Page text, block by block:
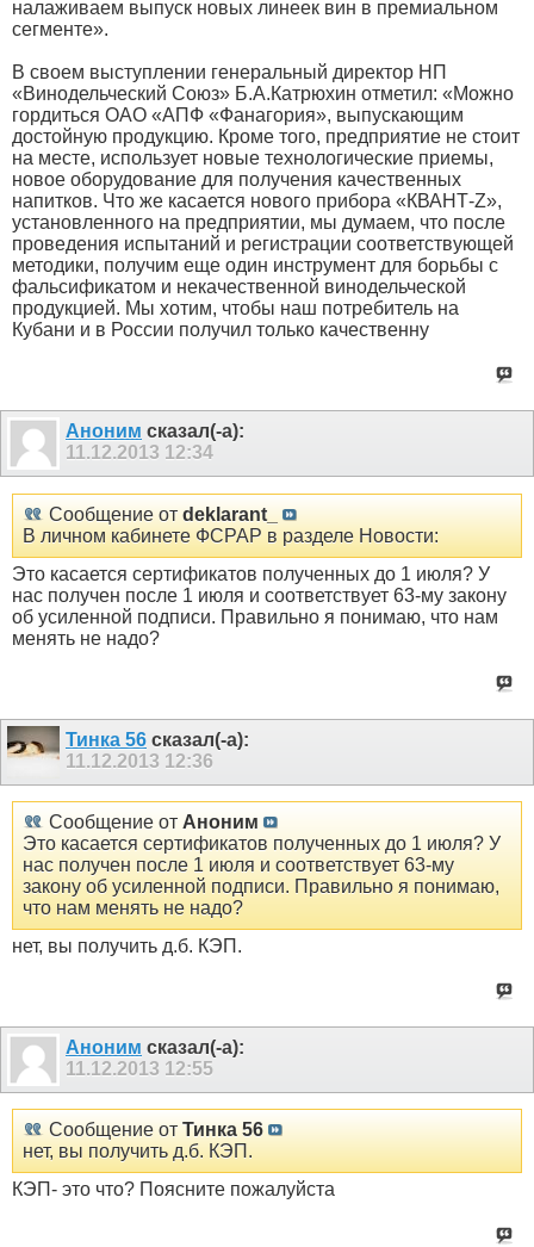
налаживаем выпуск новых линеек вин в премиальном
сегменте».
В своем выступлении генеральный директор НП
«Винодельческий Союз» Б.А.Катрюхин отметил: «Можно
гордиться ОАО «АПФ «Фанагория», выпускающим
достойную продукцию. Кроме того, предприятие не стоит
на месте, использует новые технологические приемы,
новое оборудование для получения качественных
напитков. Что же касается нового прибора «КВАНТ-Z»,
установленного на предприятии, мы думаем, что после
проведения испытаний и регистрации соответствующей
методики, получим еще один инструмент для борьбы с
фальсификатом и некачественной винодельческой
продукцией. Мы хотим, чтобы наш потребитель на
Кубани и в России получил только качественну
Аноним сказал(-а):
11.12.2013 12:34
Сообщение от deklarant_
В личном кабинете ФСРАР в разделе Новости:
Это касается сертификатов полученных до 1 июля? У
нас получен после 1 июля и соответствует 63-му закону
об усиленной подписи. Правильно я понимаю, что нам
менять не надо?
Тинка 56 сказал(-а):
11.12.2013 12:36
Сообщение от Аноним
Это касается сертификатов полученных до 1 июля? У
нас получен после 1 июля и соответствует 63-му
закону об усиленной подписи. Правильно я понимаю,
что нам менять не надо?
нет, вы получить д.б. КЭП.
Аноним сказал(-а):
11.12.2013 12:55
Сообщение от Тинка 56
нет, вы получить д.б. КЭП.
КЭП- это что? Поясните пожалуйста